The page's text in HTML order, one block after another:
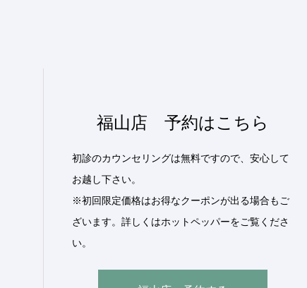
福山店 予約はこちら
初診のカウンセリングは無料ですので、安心して
お越し下さい。
※初回限定価格はお得なクーポンが出る場合もご
ざいます。詳しくはホットペッパーをご覧くださ
い。